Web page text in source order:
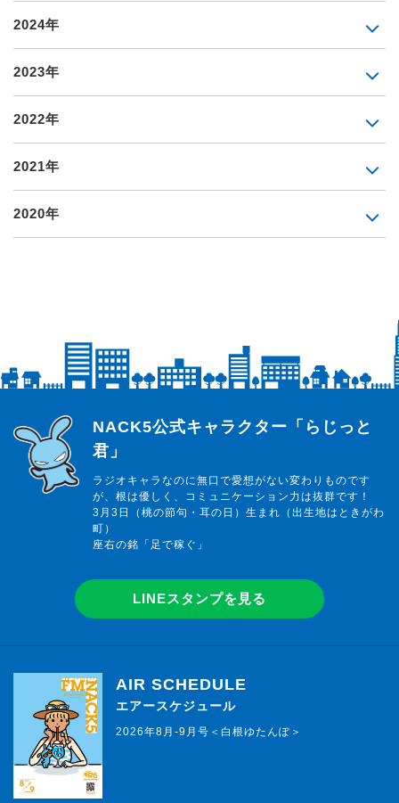
2024年
2023年
2022年
2021年
2020年
らじっと君
NACK5公式キャラクター「らじっと
君」
ラジオキャラなのに無口で愛想がない変わりものです
が、根は優しく、コミュニケーション力は抜群です！
3月3日（桃の節句・耳の日）生まれ（出生地はときがわ
町）
座右の銘「足で稼ぐ」
LINEスタンプを見る
AIR SCHEDULE
エアースケジュール
2026年8月-9月号＜白根ゆたんぽ＞